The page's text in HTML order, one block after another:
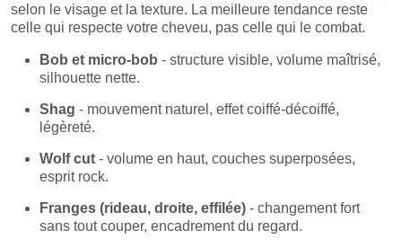
selon le visage et la texture. La meilleure tendance reste
celle qui respecte votre cheveu, pas celle qui le combat.
Bob et micro-bob - structure visible, volume maîtrisé,
silhouette nette.
Shag - mouvement naturel, effet coiffé-décoiffé,
légèreté.
Wolf cut - volume en haut, couches superposées,
esprit rock.
Franges (rideau, droite, effilée) - changement fort
sans tout couper, encadrement du regard.